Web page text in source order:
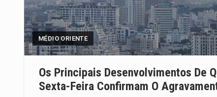
MÉDIO ORIENTE
Os Principais Desenvolvimentos De
Sexta-Feira Confirmam O